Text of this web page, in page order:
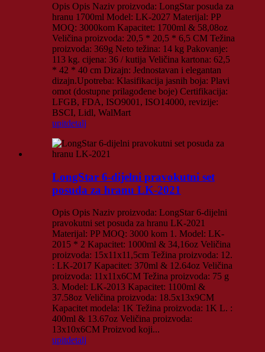
Opis Opis Naziv proizvoda: LongStar posuda za
hranu 1700ml Model: LK-2027 Materijal: PP
MOQ: 3000kom Kapacitet: 1700ml & 58,08oz
Veličina proizvoda: 20,5 * 20,5 * 6,5 CM Težina
proizvoda: 369g Neto težina: 14 kg Pakovanje:
113 kg. cijena: 36 / kutija Veličina kartona: 62,5
* 42 * 40 cm Dizajn: Jednostavan i elegantan
dizajn.Upotreba: Klasifikacija jasnih boja: Plavi
omot (dostupne prilagođene boje) Certifikacija:
LFGB, FDA, ISO9001, ISO14000, revizije:
BSCI, Lidl, WalMart
upitdetalj
LongStar 6-dijelni pravokutni set
posuda za hranu LK-2021
Opis Opis Naziv proizvoda: LongStar 6-dijelni
pravokutni set posuda za hranu LK-2021
Materijal: PP MOQ: 3000 kom 1. Model: LK-
2015 * 2 Kapacitet: 1000ml & 34,16oz Veličina
proizvoda: 15x11x11,5cm Težina proizvoda: 12.
: LK-2017 Kapacitet: 370ml & 12.64oz Veličina
proizvoda: 11x11x6CM Težina proizvoda: 75 g
3. Model: LK-2013 Kapacitet: 1100ml &
37.58oz Veličina proizvoda: 18.5x13x9CM
Kapacitet modela: 1K Težina proizvoda: 1K L. :
400ml & 13.67oz Veličina proizvoda:
13x10x6CM Proizvod koji...
upitdetalj